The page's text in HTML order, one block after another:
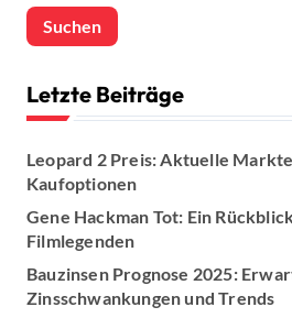
n
n
m
h
e
n
a
h
:
Letzte Beiträge
Leopard 2 Preis: Aktuelle
Kaufoptionen
Gene Hackman Tot: Ein
Filmlegenden
Bauzinsen Prognose 2025:
Zinsschwankungen und Trends